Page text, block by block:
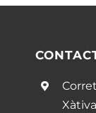
Xàtiva